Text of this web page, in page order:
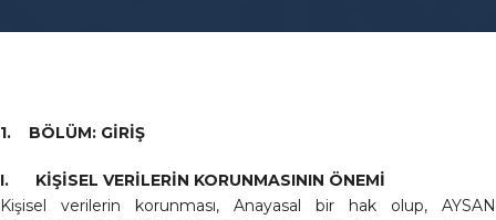
1. BÖLÜM: GİRİŞ
I. KİŞİSEL VERİLERİN KORUNMASININ ÖNEMİ
Kişisel verilerin korunması, Anayasal bir hak olup, AYSAN